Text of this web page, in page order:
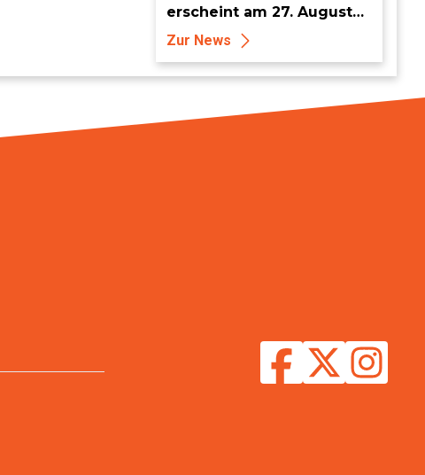
erscheint am 27. August
auf Netflix und YouTube
Zur News